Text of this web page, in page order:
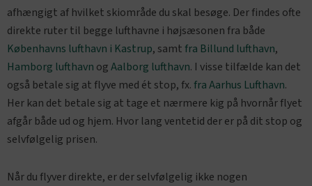
afhængigt af hvilket skiområde du skal besøge. Der findes ofte
direkte ruter til begge lufthavne i højsæsonen fra både
Københavns lufthavn i Kastrup, samtfra Billund lufthavn,
Hamborg lufthavn ogAalborg lufthavn. I visse tilfælde kan det
også betale sig at flyve med ét stop, fx.fra Aarhus Lufthavn.
Her kan det betale sig at tage et nærmere kig på hvornår flyet
afgår både ud og hjem. Hvor lang ventetid der er på dit stop og
selvfølgelig prisen.
Når du flyver direkte, er der selvfølgelig ikke nogen